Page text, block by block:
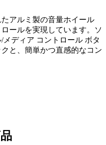
アルミ製の音量ホイール
ールを実現しています。ソ
ディア コントロール ボタ
と、簡単かつ直感的なコン